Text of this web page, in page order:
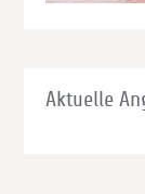
Aktuelle